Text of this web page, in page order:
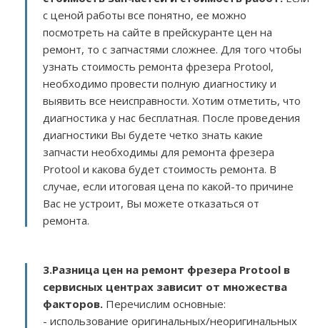
с ценой работы все понятно, ее можно
посмотреть на сайте в прейскуранте цен на
ремонт, то с запчастями сложнее. Для того чтобы
узнать стоимость ремонта фрезера Protool,
необходимо провести полную диагностику и
выявить все неисправности. Хотим отметить, что
диагностика у нас бесплатная. После проведения
диагностики Вы будете четко знать какие
запчасти необходимы для ремонта фрезера
Protool и какова будет стоимость ремонта. В
случае, если итоговая цена по какой-то причине
Вас не устроит, Вы можете отказаться от
ремонта.
3.Разница цен на ремонт фрезера Protool в
сервисных центрах зависит от множества
факторов. Перечислим основные:
- использование оригинальных/неоригинальных